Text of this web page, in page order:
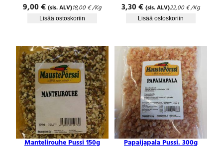
9,00€ (sis. ALV)18,00€/Kg
Lisää ostoskoriin
3,30€ (sis. ALV)22,00€/Kg
Lisää ostoskoriin
Mantelirouhe Pussi 150g Papaijapala Pussi. 300g